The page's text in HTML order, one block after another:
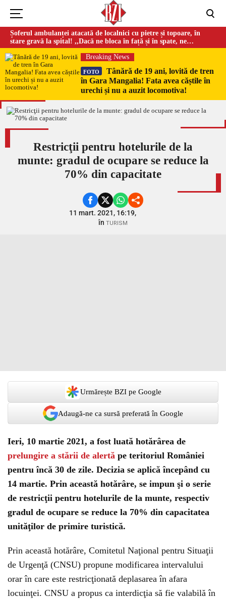
Șoferul ambulanței atacată de localnici cu pietre și topoare, în
stare gravă la spital! ,,Dacă ne bloca în față și în spate, ne
omorau…”
Breaking News
FOTO
Tânără de 19 ani, lovită de tren
în Gara Mangalia! Fata avea căștile în
urechi și nu a auzit locomotiva!
Restricţii pentru hotelurile de la
munte: gradul de ocupare se reduce la
70% din capacitate
11 mart. 2021, 16:19,
în TURISM
Urmărește BZI pe Google
Adaugă-ne ca sursă preferată în Google
Ieri, 10 martie 2021, a fost luată hotărârea de
prelungire a stării de alertă pe teritoriul României
pentru încă 30 de zile. Decizia se aplică începând cu
14 martie. Prin această hotărâre, se impun şi o serie
de restricţii pentru hotelurile de la munte, respectiv
gradul de ocupare se reduce la 70% din capacitatea
unităţilor de primire turistică.
Prin această hotărâre, Comitetul Naţional pentru Situaţii
de Urgenţă (CNSU) propune modificarea intervalului
orar în care este restricţionată deplasarea în afara
locuinţei. CNSU a propus ca interdicţia să fie valabilă în